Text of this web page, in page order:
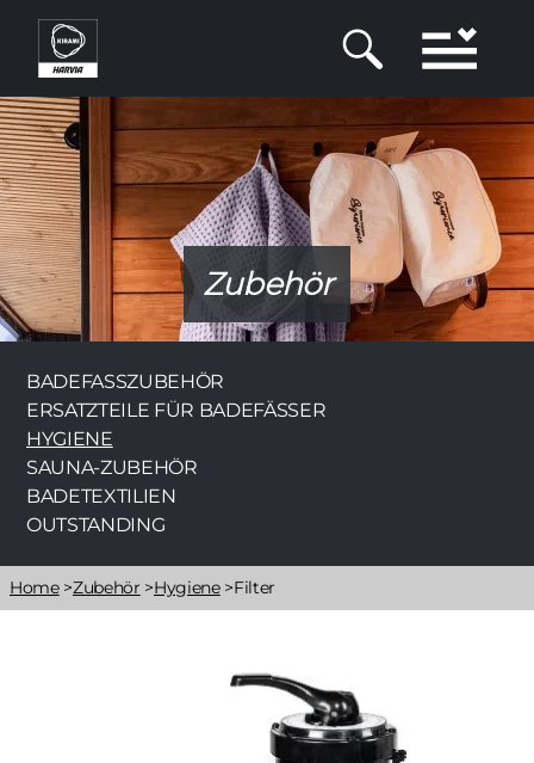
Direkt
Inhalt
Zubehör
BADEFASSZUBEHÖR
ERSATZTEILE FÜR BADEFÄSSER
HYGIENE
SAUNA-ZUBEHÖR
BADETEXTILIEN
OUTSTANDING
Pfadnavigation
Home>Zubehör >Hygiene>Filter